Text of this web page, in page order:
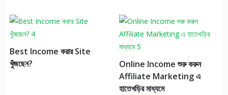
Best Income করার Site
খুঁজছেন?
Online Income শুরু করুন
Affiliate Marketing এ
হাতেখড়ির মাধ্যমে